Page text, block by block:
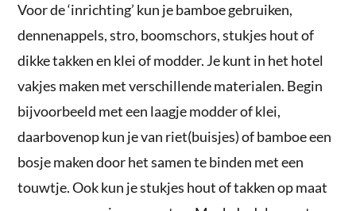
Voor de ‘inrichting’ kun je bamboe gebruiken,
dennenappels, stro, boomschors, stukjes hout of
dikke takken en klei of modder. Je kunt in het hotel
vakjes maken met verschillende materialen. Begin
bijvoorbeeld met een laagje modder of klei,
daarbovenop kun je van riet(buisjes) of bamboe een
bosje maken door het samen te binden met een
touwtje. Ook kun je stukjes hout of takken op maat